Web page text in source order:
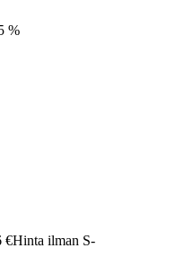
%
€Hinta ilman S-